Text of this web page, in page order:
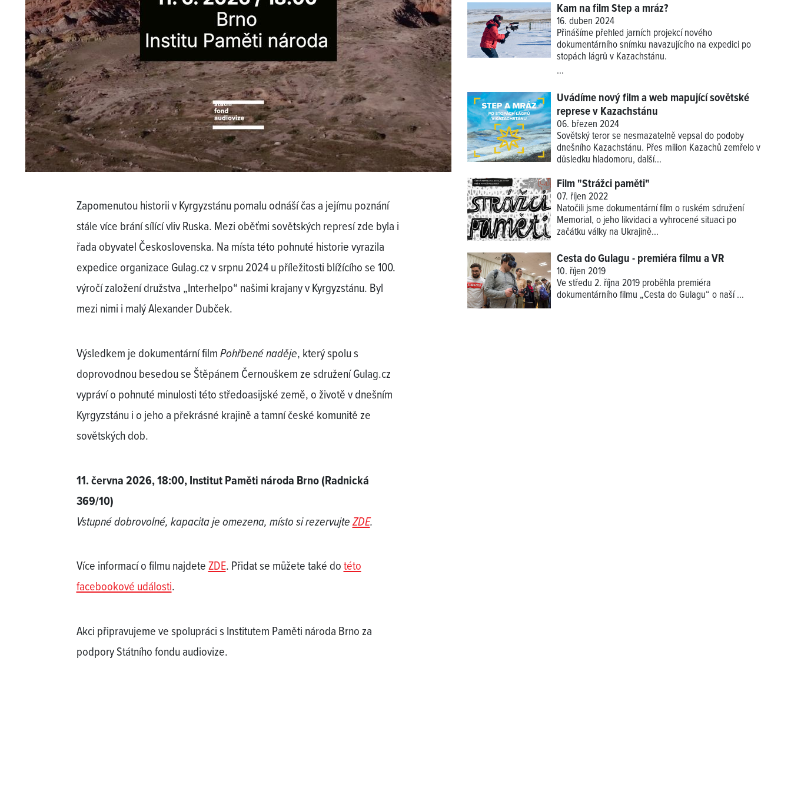
Zapomenutou historii v Kyrgyzstánu pomalu odnáší čas a jejímu poznání
stále více brání sílící vliv Ruska. Mezi oběťmi sovětských represí zde byla i
řada obyvatel Československa. Na místa této pohnuté historie vyrazila
expedice organizace Gulag.cz v srpnu 2024 u příležitosti blížícího se 100.
výročí založení družstva „Interhelpo“ našimi krajany v Kyrgyzstánu. Byl
mezi nimi i malý Alexander Dubček.
Výsledkem je dokumentární filmPohřbené naděje, který spolu s
doprovodnou besedou se Štěpánem Černouškem ze sdružení Gulag.cz
vypráví o pohnuté minulosti této středoasijské země, o životě v dnešním
Kyrgyzstánu i o jeho a překrásné krajině a tamní české komunitě ze
sovětských dob.
11. června 2026, 18:00, Institut Paměti národa Brno (Radnická
369/10)
Vstupné dobrovolné, kapacita je omezena, místo si rezervujteZDE.
Více informací o filmu najdeteZDE. Přidat se můžete také dotéto
facebookové události.
Akci připravujeme ve spolupráci s Institutem Paměti národa Brno za
podpory Státního fondu audiovize.
Kam na film Step a mráz?
16. duben 2024
Přinášíme přehled jarních projekcí nového
dokumentárního snímku navazujícího na expedici po
stopách lágrů v Kazachstánu.
...
Uvádíme nový film a web mapující sovětské
represe v Kazachstánu
06. březen 2024
Sovětský teror se nesmazatelně vepsal do podoby
dnešního Kazachstánu. Přes milion Kazachů zemřelo v
důsledku hladomoru, další...
Film "Strážci paměti"
07. říjen 2022
Natočili jsme dokumentární film o ruském sdružení
Memorial, o jeho likvidaci a vyhrocené situaci po
začátku války na Ukrajině...
Cesta do Gulagu - premiéra filmu a VR
10. říjen 2019
Ve středu 2. října 2019 proběhla premiéra
dokumentárního filmu „Cesta do Gulagu“ o naší...